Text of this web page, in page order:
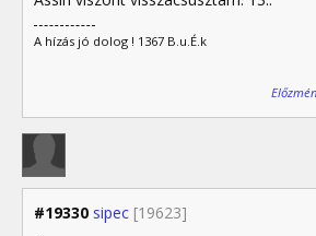
A hízás jó dolog ! 1367 B.u.É.k
#19330 sipec [19623]